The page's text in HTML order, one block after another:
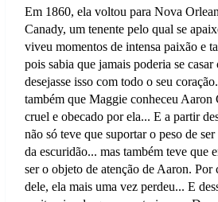
Em 1860, ela voltou para Nova
Canady, um tenente pelo qual se
viveu momentos de intensa paixão e
pois sabia que jamais poderia se
desejasse isso com todo o seu
também que Maggie conheceu Aaron
cruel e obecado por ela... E a partir
não só teve que suportar o peso de
da escuridão... mas também teve que
ser o objeto de atenção de Aaron. Por
dele, ela mais uma vez perdeu... E